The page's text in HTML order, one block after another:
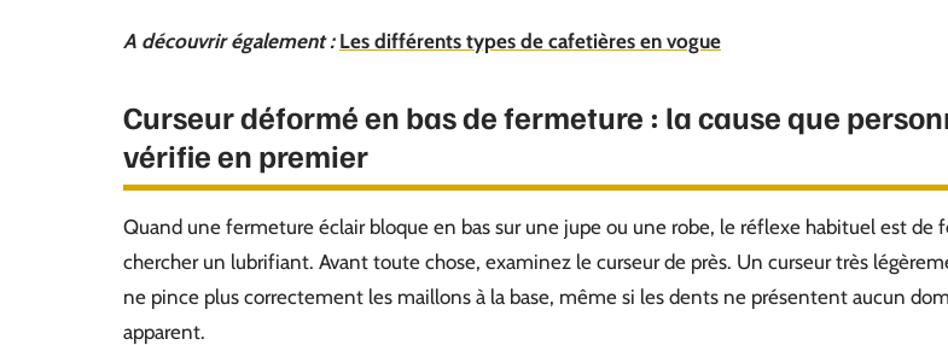
A découvrir également : Les différents types de cafetières en vogue
Curseur déformé en bas de fermeture : la cause que
vérifie en premier
Quand une fermeture éclair bloque en bas sur une jupe ou une robe, le réflexe habituel est de
chercher un lubrifiant. Avant toute chose, examinez le curseur de près. Un curseur très
ne pince plus correctement les maillons à la base, même si les dents ne présentent aucun
apparent.